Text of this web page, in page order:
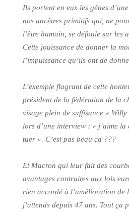
Ils portent en eux les gênes
nos ancêtres primitifs qui, ne
l’être humain, se défoule sur les
Cette jouissance de donner la
l’impuissance qu’ils ont de
L’exemple flagrant de cette
président de la fédération de la
visage plein de suffisance «
lors d’une interview : « j’aime la
tuer ». C’est pas beau ça ???
Et Macron qui leur fait des
avantages contraires aux lois
rien accordé à l’amélioration de
j’attends depuis 47 ans. Tout